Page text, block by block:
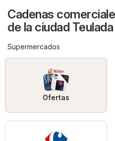
Cadenas
de la ciudad Teulada
Supermercados
Ofertas